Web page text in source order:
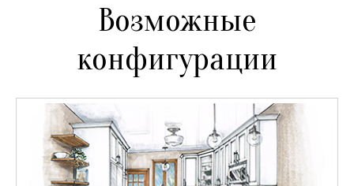
Возможные
конфигурации